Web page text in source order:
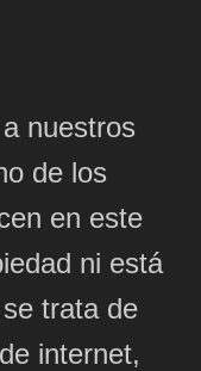
nuestros
de los
en este
ni está
trata de
internet,